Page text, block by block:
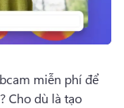
miễn phí để
Cho dù là tạo